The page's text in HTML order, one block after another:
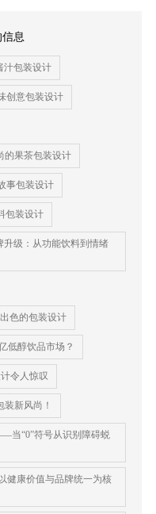
息
汁包装设计
创意包装设计
的果茶包装设计
事包装设计
包装设计
升级：从功能饮料到情绪
色的包装设计
低醇饮品市场？
令人惊叹
新风尚！
当“0”符号从识别障碍蜕
康价值与品牌统一为核